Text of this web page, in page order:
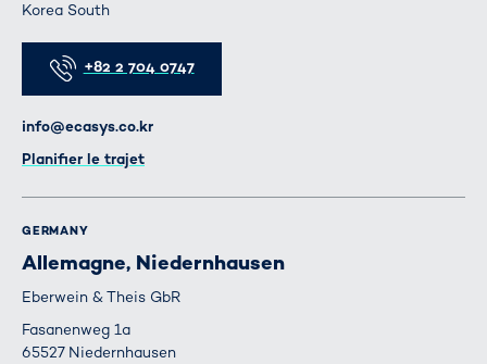
Korea South
Téléphone
+82 2 704 0747
E-mail
info@ecasys.co.kr
Itinéraire
Planifier le trajet
GERMANY
Allemagne, Niedernhausen
Eberwein & Theis GbR
Fasanenweg 1a
65527 Niedernhausen